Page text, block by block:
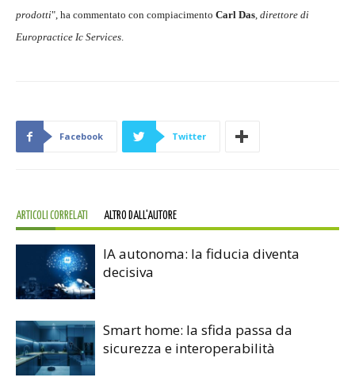
prodotti", ha commentato con compiacimento Carl Das, direttore di
Europractice Ic Services.
Facebook Twitter
ARTICOLI CORRELATI ALTRO DALL'AUTORE
IA autonoma: la fiducia diventa
decisiva
Smart home: la sfida passa da
sicurezza e interoperabilità